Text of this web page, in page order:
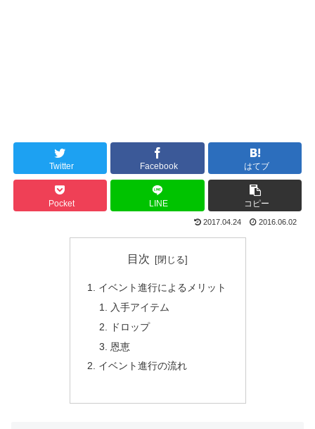
Twitter Facebook はてブ
Pocket LINE コピー
2017.04.24 2016.06.02
目次
イベント進行によるメリット
入手アイテム
ドロップ
恩恵
イベント進行の流れ